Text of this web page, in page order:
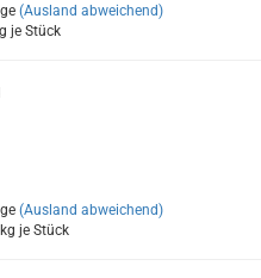
(Ausland abweichend)
je Stück
(Ausland abweichend)
kg je Stück